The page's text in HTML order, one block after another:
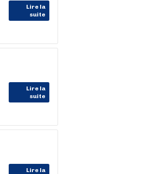
Lire la
suite
Lire la
suite
Lire la